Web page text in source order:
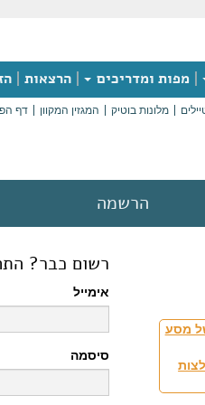
מפות ומדריכים הרצאות
מלונות בוטיק המגזין המקוון דף
הרשמה
מסע
רשום כבר?
אימייל
סיסמה